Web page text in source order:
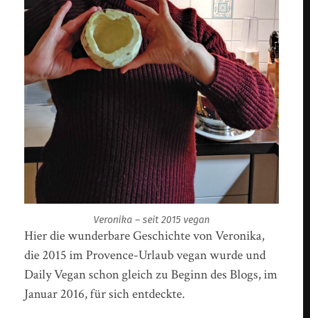
Veronika – seit 2015 vegan
Hier die wunderbare Geschichte von Veronika,
die 2015 im Provence-Urlaub vegan wurde und
Daily Vegan schon gleich zu Beginn des Blogs, im
Januar 2016, für sich entdeckte.